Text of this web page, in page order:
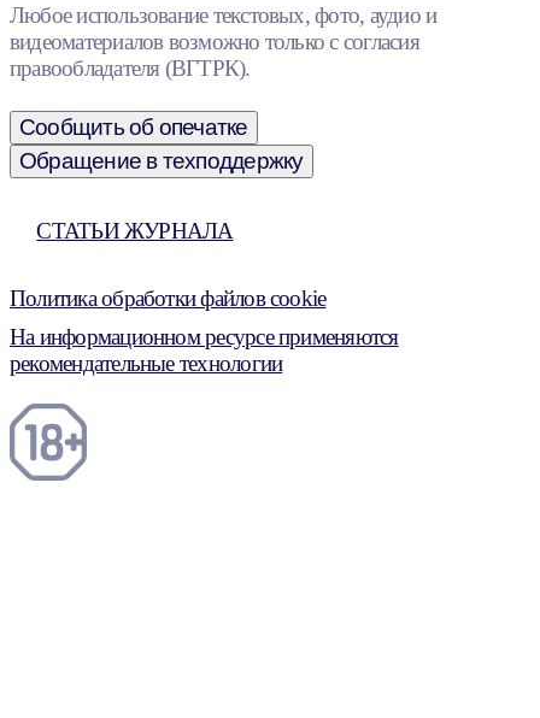
Любое использование текстовых, фото, аудио и
видеоматериалов возможно только с согласия
правообладателя (ВГТРК).
Сообщить об опечатке
Обращение в техподдержку
СТАТЬИ ЖУРНАЛА
Политика обработки файлов cookie
На информационном ресурсе применяются
рекомендательные технологии